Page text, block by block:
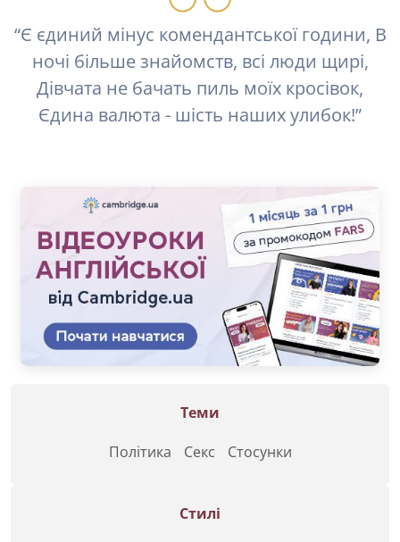
“Є єдиний мінус комендантської години, В
ночі більше знайомств, всі люди щирі,
Дівчата не бачать пиль моїх кросівок,
Єдина валюта - шість наших улибок!”
Теми
Політика
Секс Стосунки
Стилі